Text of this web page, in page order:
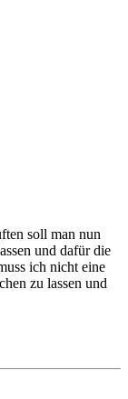
soll man nun
und dafür die
ich nicht eine
zu lassen und